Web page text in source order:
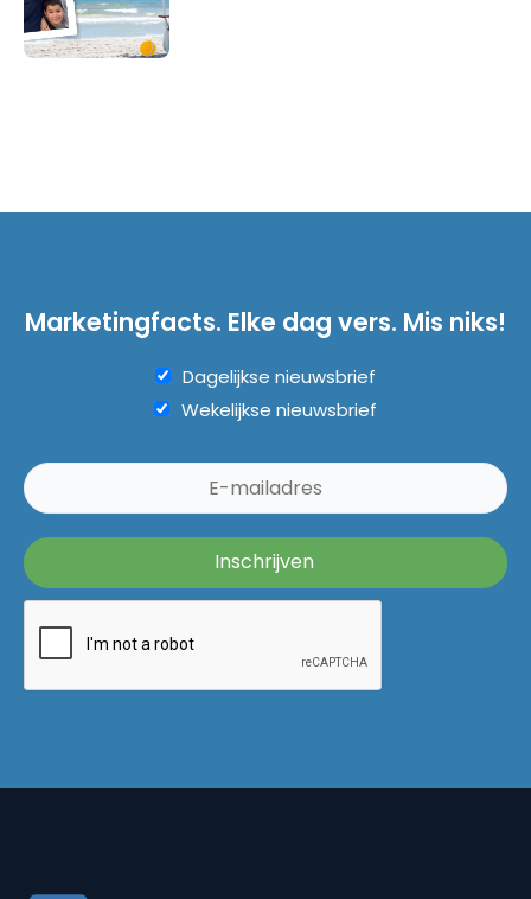
Marketingfacts. Elke dag vers. Mis niks!
Dagelijkse nieuwsbrief
Wekelijkse nieuwsbrief